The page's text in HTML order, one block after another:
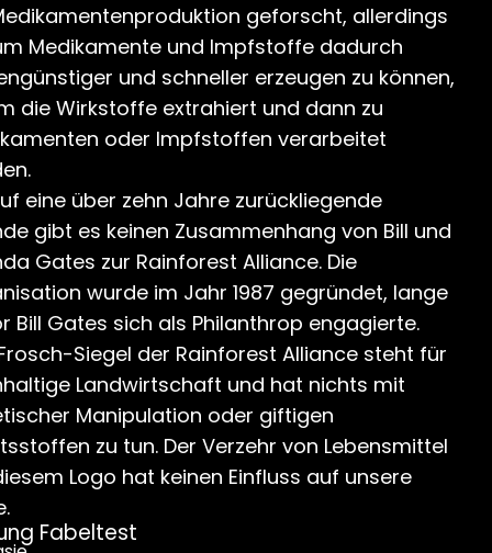
geforscht, allerdings
Medikamente und Impfstoffe dadurch
und schneller erzeugen zu können,
die Wirkstoffe extrahiert und dann zu
oder Impfstoffen verarbeitet
eine über zehn Jahre zurückliegende
gibt es keinen Zusammenhang von Bill und
Gates zur Rainforest Alliance. Die
wurde im Jahr 1987 gegründet, lange
Bill Gates sich als Philanthrop engagierte.
Siegel der Rainforest Alliance steht für
Landwirtschaft und hat nichts mit
Manipulation oder giftigen
zu tun. Der Verzehr von Lebensmittel
Logo hat keinen Einfluss auf unsere
Fabeltest